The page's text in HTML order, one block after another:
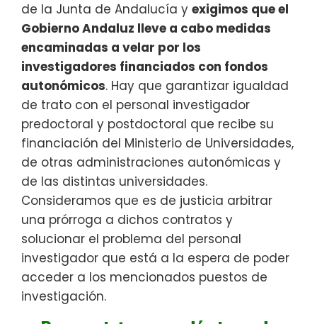
de la Junta de Andalucía y exigimos que el
Gobierno Andaluz lleve a cabo medidas
encaminadas a velar por los
investigadores financiados con fondos
autonómicos. Hay que garantizar igualdad
de trato con el personal investigador
predoctoral y postdoctoral que recibe su
financiación del Ministerio de Universidades,
de otras administraciones autonómicas y
de las distintas universidades.
Consideramos que es de justicia arbitrar
una prórroga a dichos contratos y
solucionar el problema del personal
investigador que está a la espera de poder
acceder a los mencionados puestos de
investigación.